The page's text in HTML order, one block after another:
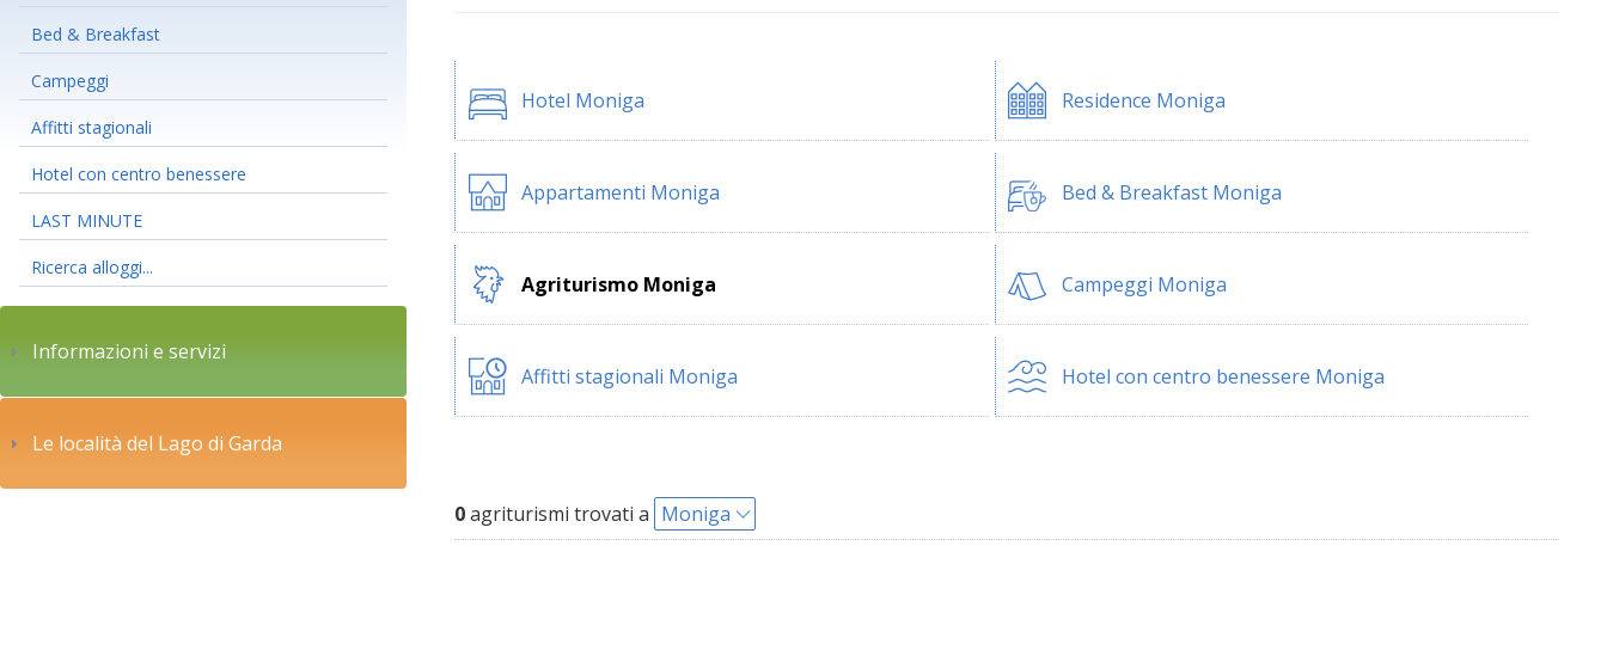
Bed & Breakfast
Campeggi
Affitti stagionali
Hotel con centro benessere
LAST MINUTE
Ricerca alloggi...
Informazioni e servizi
Le località del Lago di Garda
Hotel Moniga Residence Moniga
Appartamenti Moniga Bed & Breakfast Moniga
Agriturismo Moniga Campeggi Moniga
Affitti stagionali Moniga Hotel con centro benessere Moniga
0agriturismi trovati a Moniga